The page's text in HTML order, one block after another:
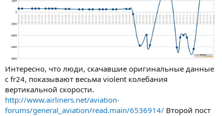
Интересно, что люди, скачавшие оригинальные данные
с fr24, показывают весьма violent колебания
вертикальной скорости.
http://www.airliners.net/aviation-
forums/general_aviation/read.main/6536914/ Второй пост